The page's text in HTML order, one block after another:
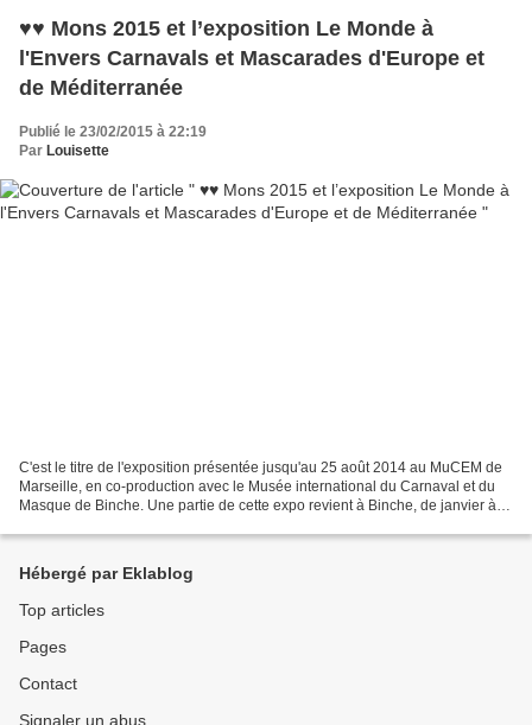
♥♥ Mons 2015 et l’exposition Le Monde à
l'Envers Carnavals et Mascarades d'Europe et
de Méditerranée
Publié le 23/02/2015 à 22:19
Par Louisette
C'est le titre de l'exposition présentée jusqu'au 25 août 2014 au MuCEM de
Marseille, en co-production avec le Musée international du Carnaval et du
Masque de Binche. Une partie de cette expo revient à Binche, de janvier à
Hébergé par Eklablog
Top articles
Pages
Contact
Signaler un abus